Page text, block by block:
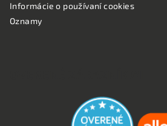
Informácie o používaní cookies
Oznamy